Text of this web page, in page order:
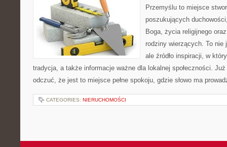
Przemyślu to miejsce
poszukujących
Boga, życia religijnego
rodziny wierzących. To nie
ale źródło inspiracji, w
tradycja, a także informacje ważne dla lokalnej społeczności.
odczuć, że jest to miejsce pełne spokoju, gdzie słowo ma
CATEGORIES: NIERUCHOMOŚCI